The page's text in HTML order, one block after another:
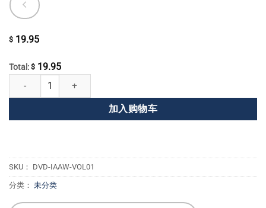
$ 19.95
Total: $ 19.95
我是一个女人--第1卷：创造你的现实 数量
加入购物车
SKU： DVD-IAAW-VOL01
分类： 未分类